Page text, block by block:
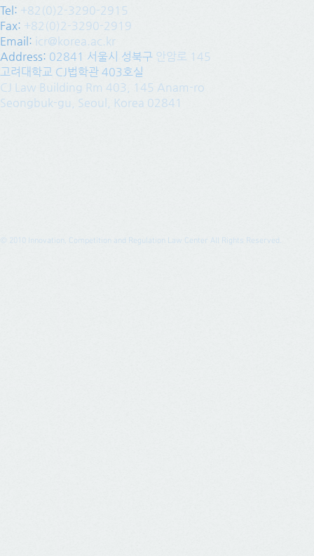
Tel: +82(0)2-3290-2915
Fax: +82(0)2-3290-2919
Email: icr@korea.ac.kr
Address: 02841 서울시 성북구 안암로 145
고려대학교 CJ법학관 403호실
CJ Law Building Rm 403, 145 Anam-ro
Seongbuk-gu, Seoul, Korea 02841
© 2010 Innovation, Competition and Regulation Law Center All Rights Reserved.